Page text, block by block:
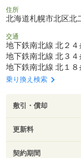
住所
北海道札幌市北区
交通
地下鉄南北線 北２
地下鉄南北線 北３
地下鉄南北線 北１
乗り換え検索
敷引・償却
更新料
契約期間